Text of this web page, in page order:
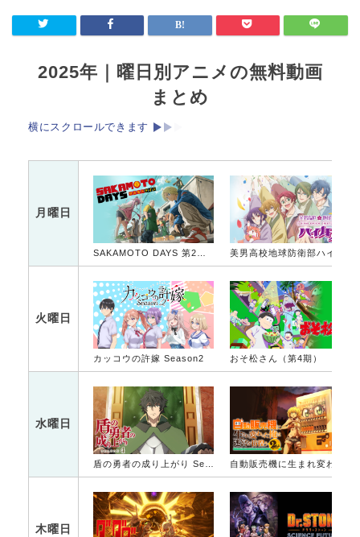
2025年｜曜日別アニメの無料動画
まとめ
横にスクロールできます
月曜日
SAKAMOTO DAYS 第2クール
火曜日
カッコウの許嫁 Season2 おそ松さん（第4期）
水曜日
盾の勇者の成り上がり Season 4
木曜日